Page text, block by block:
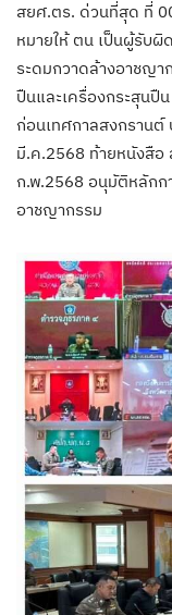
สยศ.ตร. ด่วนที่สุด ที่
หมายให้ ตน เป็นผู้รับผิ
ระดมกวาดล้างอาชญา
ปืนและเครื่องกระสุนปื
ก่อนเทศกาลสงกราน
มี.ค.2568 ท้ายหนังสื
ก.พ.2568 อนุมัติหลักก
อาชญากรรม